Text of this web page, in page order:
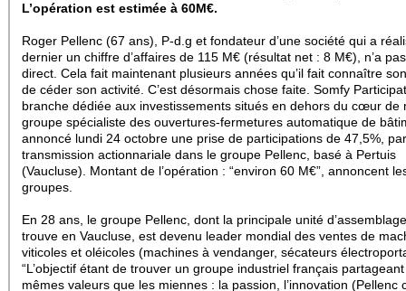
L’opération est estimée à 60M€.
Roger Pellenc (67 ans), P-d.g et fondateur d’une société qui a
dernier un chiffre d’affaires de 115 M€ (résultat net : 8 M€), n’a
direct. Cela fait maintenant plusieurs années qu’il fait connaître
de céder son activité. C’est désormais chose faite. Somfy
branche dédiée aux investissements situés en dehors du cœur de
groupe spécialiste des ouvertures-fermetures automatique de
annoncé lundi 24 octobre une prise de participations de 47,5%, par
transmission actionnariale dans le groupe Pellenc, basé à Pertuis
(Vaucluse). Montant de l’opération : “environ 60 M€”, annoncent
groupes.
En 28 ans, le groupe Pellenc, dont la principale unité
trouve en Vaucluse, est devenu leader mondial des ventes de
viticoles et oléicoles (machines à vendanger, sécateurs
“L’objectif étant de trouver un groupe industriel français
mêmes valeurs que les miennes : la passion, l’innovation (Pellenc